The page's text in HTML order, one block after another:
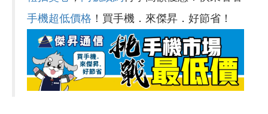
手機超低價格 ！買手機．來傑昇．好節省！